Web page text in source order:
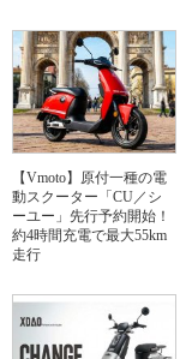
【Vmoto】原付一種の電
動スクーター「CU／シ
ーユー」先行予約開始！
約4時間充電で最大55km
走行